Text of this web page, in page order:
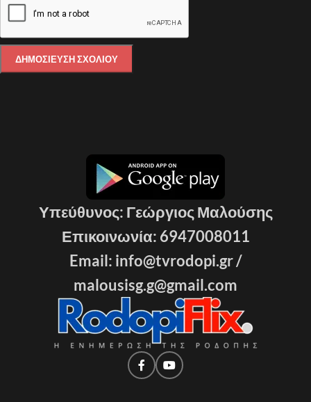
Υπεύθυνος: Γεώργιος Μαλούσης
Επικοινωνία: 6947008011
Email: info@tvrodopi.gr /
malousisg.g@gmail.com